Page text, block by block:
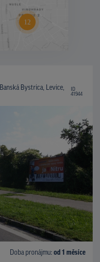
Bystrica, Levice,
ID
41944
Doba pronájmu: od 1 měsíce